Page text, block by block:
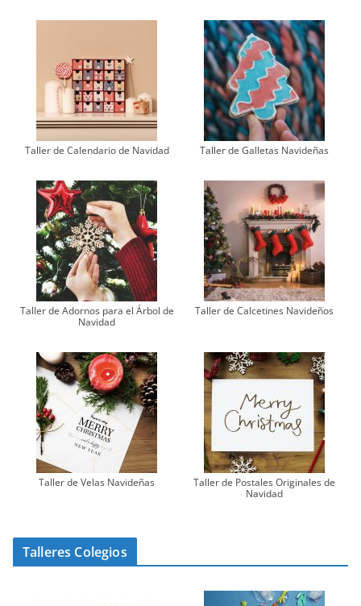
Taller de Calendario de Navidad Taller de Galletas Navideñas
Taller de Adornos para el Árbol de
Navidad
Taller de Calcetines Navideños
Taller de Velas Navideñas
Taller de Postales Originales de
Navidad
Talleres Colegios